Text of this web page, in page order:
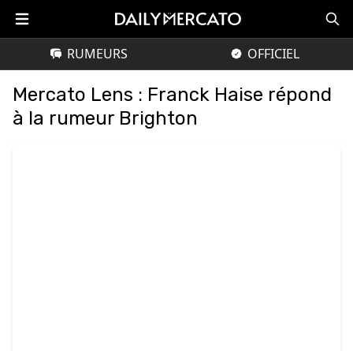
RUMEURS OFFICIEL
Mercato Lens : Franck Haise répond
à la rumeur Brighton